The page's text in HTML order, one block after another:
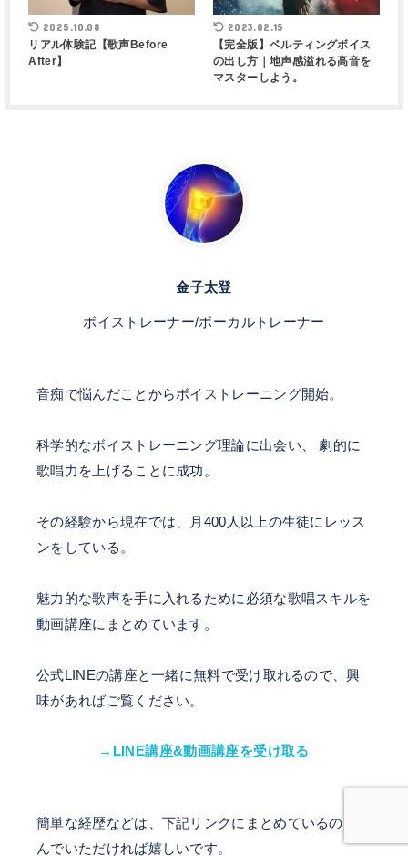
2025.10.08
リアル体験記【歌声Before
After】
2023.02.15
【完全版】ベルティングボイス
の出し方｜地声感溢れる高音を
マスターしよう。
金子太登
ボイストレーナー/ボーカルトレーナー
音痴で悩んだことからボイストレーニング開始。
科学的なボイストレーニング理論に出会い、 劇的に
歌唱力を上げることに成功。
その経験から現在では、月400人以上の生徒にレッス
ンをしている。
魅力的な歌声を手に入れるために必須な歌唱スキルを
動画講座にまとめています。
公式LINEの講座と一緒に無料で受け取れるので、興
味があればご覧ください。
→LINE講座&動画講座を受け取る
簡単な経歴などは、下記リンクにまとめているので読
んでいただければ嬉しいです。